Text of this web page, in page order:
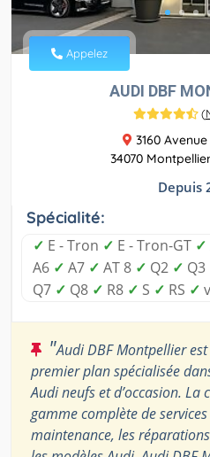
Appelez
AUDI DBF
(
3160
34070
Depuis
Spécialité:
✓ E - Tron ✓ E - Tron-GT ✓
A6 ✓ A7 ✓ AT 8 ✓ Q2 ✓ Q3
Q7 ✓ Q8 ✓ R8 ✓ S ✓ RS ✓
"Audi DBF Montpellier
premier plan spécialisée
Audi neufs et d’occasion. La
gamme complète de
maintenance, les